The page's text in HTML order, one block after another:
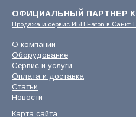
ОФИЦИАЛЬНЫЙ ПАРТНЕР
Продажа и сервис ИБП Eaton в Санкт-
О компании
Оборудование
Сервис и услуги
Оплата и доставка
Статьи
Новости
Карта сайта